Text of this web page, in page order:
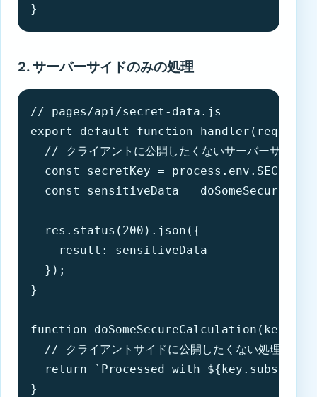
}
2. サーバーサイドのみの処理
// pages/api/secret-data.js
export default function handler(req,
// クライアントに公開したくないサーバーサイド
const secretKey =
const sensitiveData =
  res.status(200).json({
    result: sensitiveData
  });
}
function doSomeSecureCalculation(key) {
  // クライアントサイドに公開したくない処理
return `Processed with
}